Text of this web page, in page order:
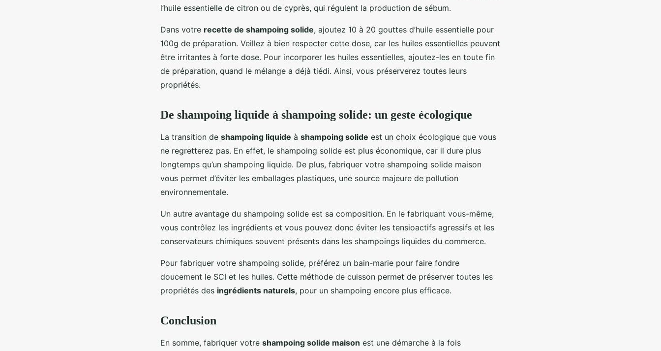
l’huile essentielle de citron ou de cyprès, qui régulent la production de sébum.
Dans votre recette de shampoing solide, ajoutez 10 à 20 gouttes d’huile essentielle pour
100g de préparation. Veillez à bien respecter cette dose, car les huiles essentielles peuvent
être irritantes à forte dose. Pour incorporer les huiles essentielles, ajoutez-les en toute fin
de préparation, quand le mélange a déjà tiédi. Ainsi, vous préserverez toutes leurs
propriétés.
De shampoing liquide à shampoing solide: un geste écologique
La transition de shampoing liquide à shampoing solide est un choix écologique que vous
ne regretterez pas. En effet, le shampoing solide est plus économique, car il dure plus
longtemps qu’un shampoing liquide. De plus, fabriquer votre shampoing solide maison
vous permet d’éviter les emballages plastiques, une source majeure de pollution
environnementale.
Un autre avantage du shampoing solide est sa composition. En le fabriquant vous-même,
vous contrôlez les ingrédients et vous pouvez donc éviter les tensioactifs agressifs et les
conservateurs chimiques souvent présents dans les shampoings liquides du commerce.
Pour fabriquer votre shampoing solide, préférez un bain-marie pour faire fondre
doucement le SCI et les huiles. Cette méthode de cuisson permet de préserver toutes les
propriétés des ingrédients naturels, pour un shampoing encore plus efficace.
Conclusion
En somme, fabriquer votre shampoing solide maison est une démarche à la fois